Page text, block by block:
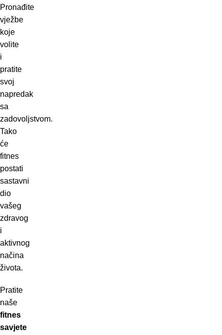
Pronađite
vježbe
koje
volite
i
pratite
svoj
napredak
sa
zadovoljstvom.
Tako
će
fitnes
postati
sastavni
dio
vašeg
zdravog
i
aktivnog
načina
života.
Pratite
naše
fitnes
savjete